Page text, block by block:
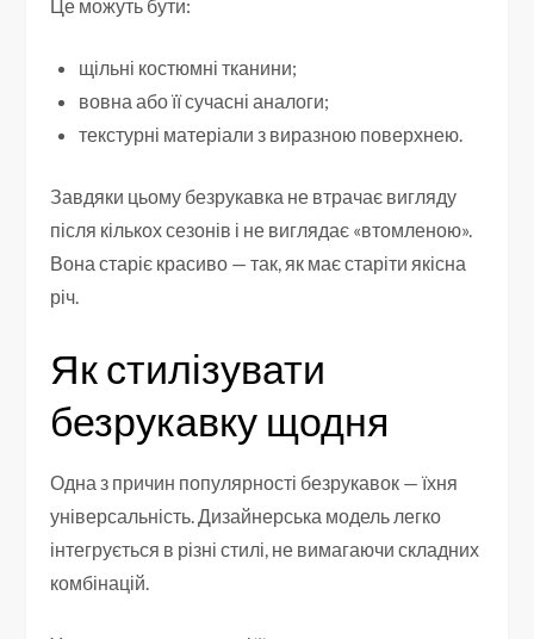
Це можуть бути:
щільні костюмні тканини;
вовна або її сучасні аналоги;
текстурні матеріали з виразною поверхнею.
Завдяки цьому безрукавка не втрачає вигляду
після кількох сезонів і не виглядає «втомленою».
Вона старіє красиво — так, як має старіти якісна
річ.
Як стилізувати
безрукавку щодня
Одна з причин популярності безрукавок — їхня
універсальність. Дизайнерська модель легко
інтегрується в різні стилі, не вимагаючи складних
комбінацій.